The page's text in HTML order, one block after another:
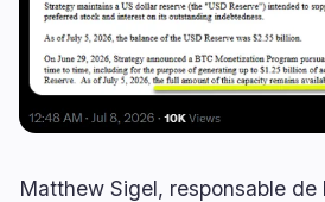
RWA
Affaires
Matthew Sigel, responsable de